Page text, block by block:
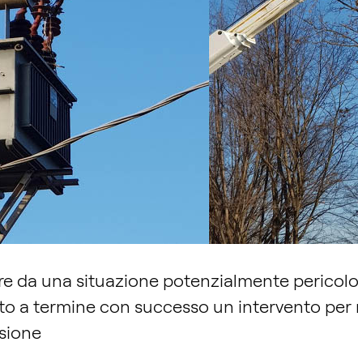
da una situazione potenzialmente
a termine con successo un intervento